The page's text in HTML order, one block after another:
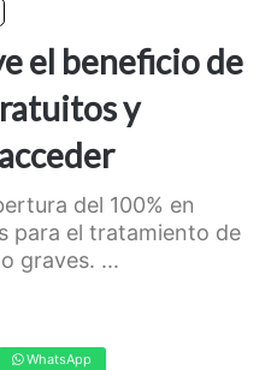
el beneficio de
y
del 100% en
para el tratamiento de
graves. ...
WhatsApp